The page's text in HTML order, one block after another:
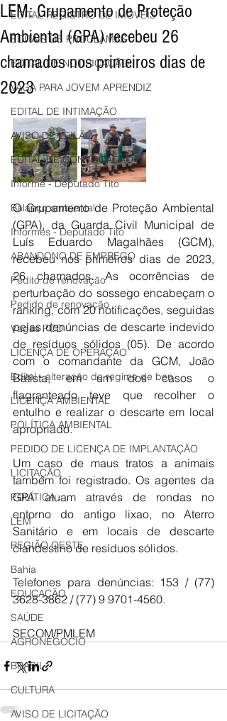
EDITAL REGISTRO DE IMÓVEIS
EDITAIS DE PROCLAMAS
EDITAL DE NOTIFICAÇÃO
VAGA PARA JOVEM APRENDIZ
EDITAL DE INTIMAÇÃO
AVISO DE LEILÃO
EDITAL DE CONVOCAÇÃO
Informe - Deputado Tito
Balanço ambiental
Informes - Deputado Tito
ABANDONO DE EMPREGO
Pedito de renovação
Pedido de renovação
Vagas PCD
LICENÇA DE OPERAÇÃO
Edital - alteração de regime de ben
LICENÇA AMBIENTAL
POLÍTICA AMBIENTAL
PEDIDO DE LICENÇA DE IMPLANTAÇÃO
LICITAÇÃO
POLÍTICA
LEM
REGIÃO OESTE
Bahia
EDUCAÇÃO
SAÚDE
AGRONEGÓCIO
BRASIL
CULTURA
AVISO DE LICITAÇÃO
LEM: Grupamento de Proteção
Ambiental (GPA) recebeu 26
chamados nos primeiros dias de
2023
O Grupamento de Proteção Ambiental
(GPA), da Guarda Civil Municipal de
Luís Eduardo Magalhães (GCM),
recebeu nos primeiros dias de 2023,
26 chamados. As ocorrências de
perturbação do sossego encabeçam o
ranking, com 20 notificações, seguidas
pelas denúncias de descarte indevido
de resíduos sólidos (05). De acordo
com o comandante da GCM, João
Batista, em um dos casos o
flagranteado teve que recolher o
entulho e realizar o descarte em local
apropriado.
Um caso de maus tratos a animais
também foi registrado. Os agentes da
GPA atuam através de rondas no
entorno do antigo lixao, no Aterro
Sanitário e em locais de descarte
clandestino de resíduos sólidos.
Telefones para denúncias: 153 / (77)
3628-3862 / (77) 9 9701-4560.
SECOM/PMLEM